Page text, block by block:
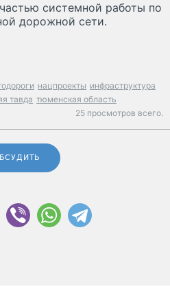
системной работы по
дорожной сети.
нацпроекты инфраструктура
тавда тюменская область
25 просмотров всего.